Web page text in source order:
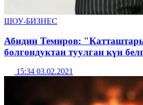
ШОУ-БИЗНЕС
Абидин Темиров:
болгондуктан туулган күн
15:34 03.02.2021